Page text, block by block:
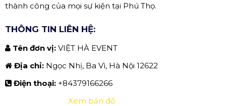
thành công của mọi sự kiện tại Phú Thọ.
THÔNG TIN LIÊN HỆ:
Tên đơn vị: VIỆT HÀ EVENT
Địa chỉ: Ngọc Nhị, Ba Vì, Hà Nội 12622
Điện thoại: +84379166266
Xem bản đồ